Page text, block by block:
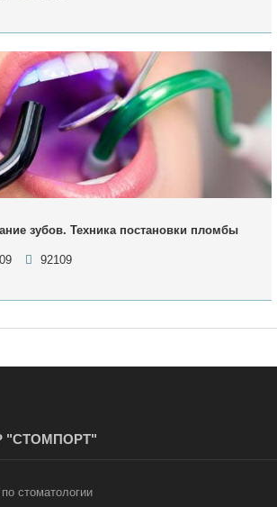
зубов. Техника постановки пломбы
92109
"СТОМПОРТ"
стоматологии